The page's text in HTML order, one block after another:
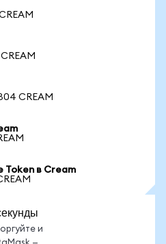
CREAM
Token в Cream
и